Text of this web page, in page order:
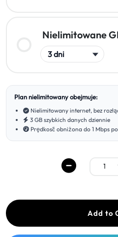
Nielimitowane
Plan nielimitowany obejmuje:
Nielimitowany internet, bez
3 GB szybkich danych dziennie
Prędkość obniżona do 1 Mbps
Add to